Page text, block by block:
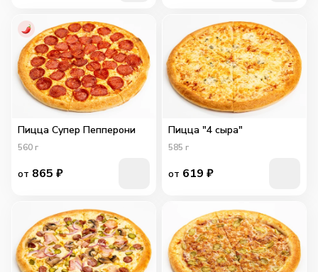
Пицца Супер Пепперони
560 г
от 865 ₽
Пицца "4 сыра"
585 г
от 619 ₽